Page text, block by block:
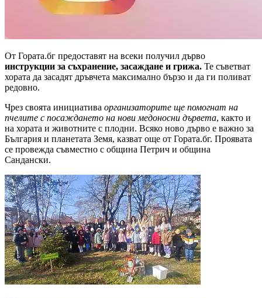
От Гората.бг предоставят на всеки получил дърво
инструкции за съхранение, засаждане и грижа. Те съветват
хората да засадят дръвчета максимално бързо и да ги поливат
редовно.
Чрез своята инициатива организаторите ще помогнат на
пчелите с посаждането на нови медоносни дървета, както и
на хората и животните с плодни. Всяко ново дърво е важно за
България и планетата Земя, казват още от Гората.бг. Проявата
се провежда съвместно с община Петрич и община
Сандански.